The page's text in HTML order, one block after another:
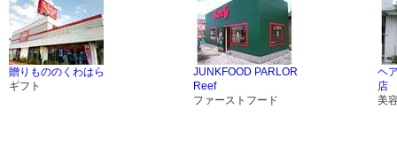
贈りもののくわはら
ギフト
JUNKFOOD PARLOR
Reef
ファーストフード
ヘ
店
美